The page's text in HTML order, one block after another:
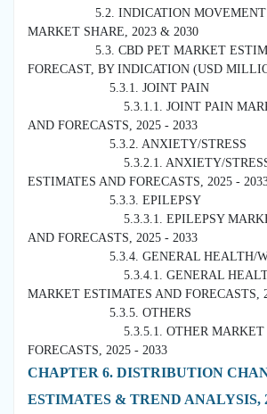
5.2. INDICATION MOVEMENT
MARKET SHARE, 2023 & 2030
5.3. CBD PET MARKET
FORECAST, BY INDICATION (USD
5.3.1. JOINT PAIN
5.3.1.1. JOINT PAIN MARKET
AND FORECASTS, 2025 - 2033
5.3.2. ANXIETY/STRESS
5.3.2.1. ANXIETY/STRESS
ESTIMATES AND FORECASTS, 2025 -
5.3.3. EPILEPSY
5.3.3.1. EPILEPSY MARKET
AND FORECASTS, 2025 - 2033
5.3.4. GENERAL HEALTH/
5.3.4.1. GENERAL HEALTH/
MARKET ESTIMATES AND FORECASTS,
5.3.5. OTHERS
5.3.5.1. OTHER MARKET
FORECASTS, 2025 - 2033
CHAPTER 6. DISTRIBUTION
ESTIMATES & TREND ANALYSIS,